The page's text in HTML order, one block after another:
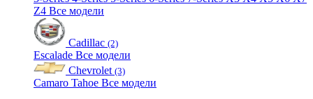
Z4 Все модели
Cadillac (2)
Escalade Все модели
Chevrolet (3)
Camaro Tahoe Все модели